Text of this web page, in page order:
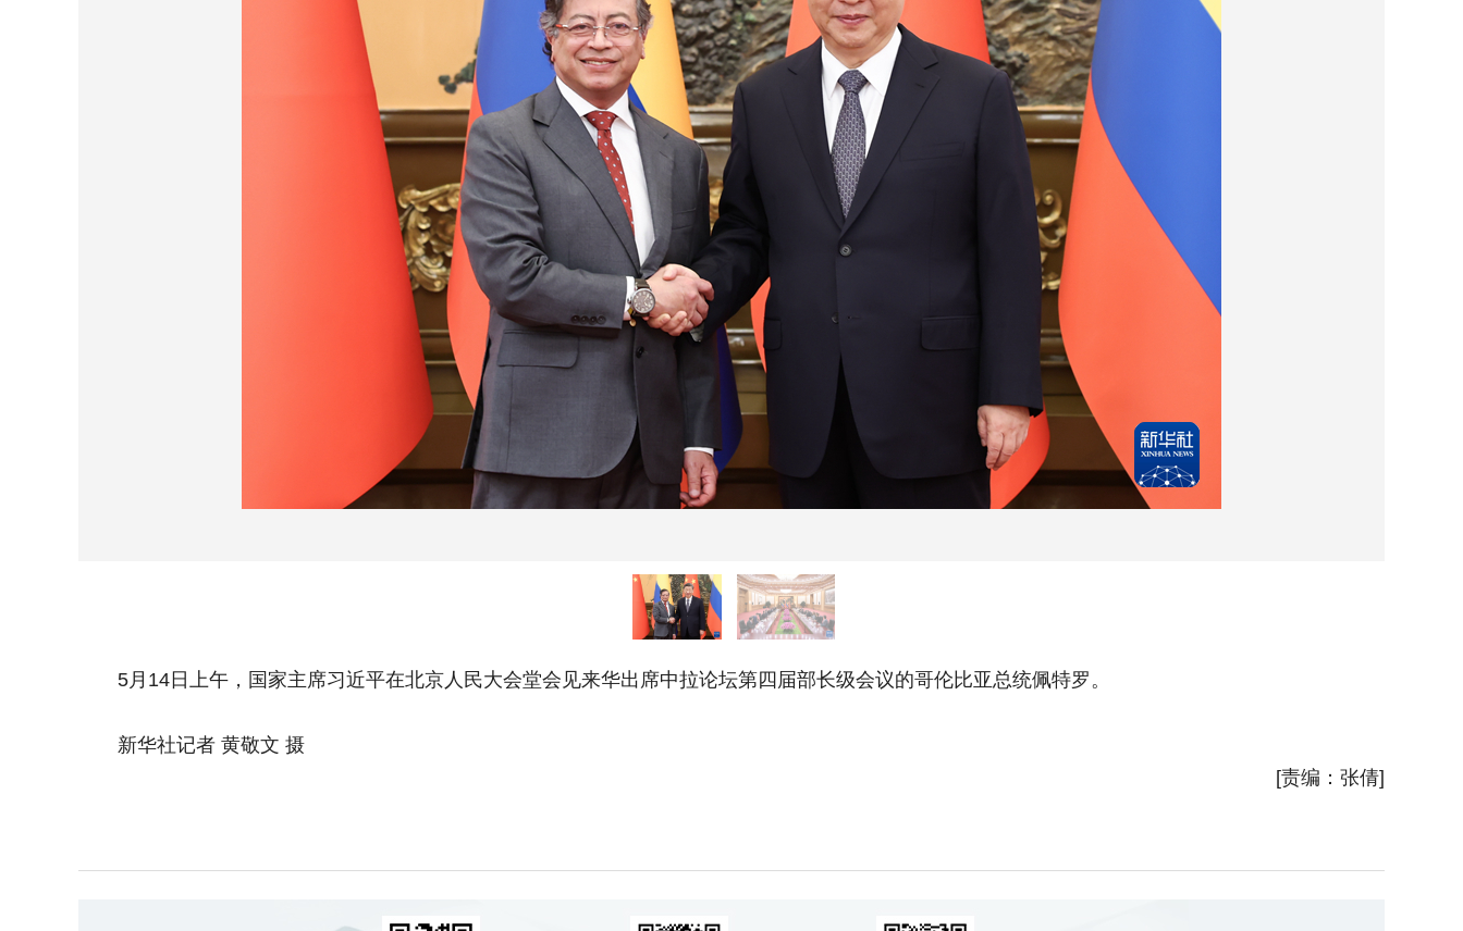
5月14日上午，国家主席习近平在北京人民大会堂会见来华出席中拉论坛第四届部长级会议的哥伦比亚总统佩特罗。
新华社记者 黄敬文 摄
[责编：张倩]